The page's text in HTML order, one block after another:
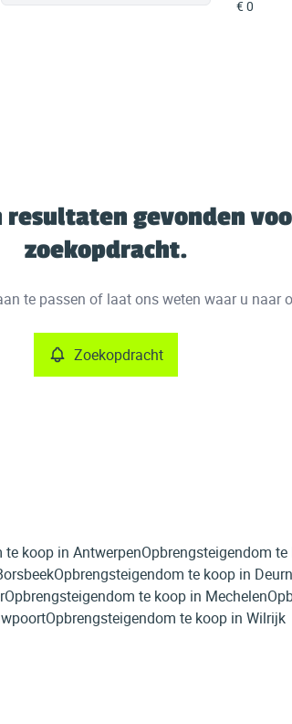
resultaten gevonden
zoekopdracht.
te passen of laat ons weten waar u naar
Zoekopdracht
te koop in AntwerpenOpbrengsteigendom
Opbrengsteigendom te koop in
Opbrengsteigendom te koop in Mechelen
Opbrengsteigendom te koop in Wilrijk